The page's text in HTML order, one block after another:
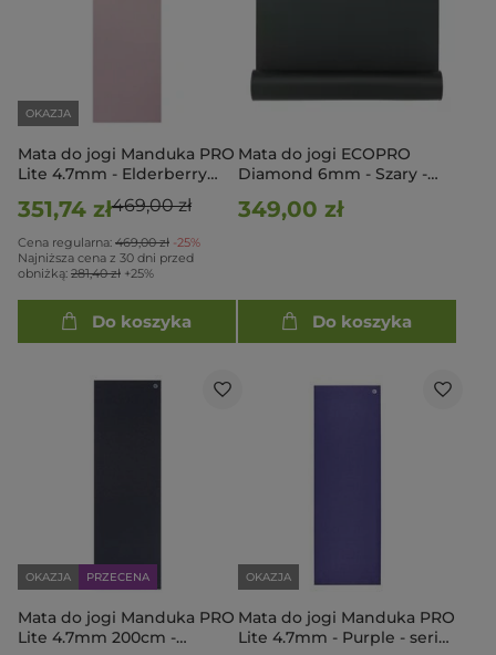
OKAZJA
Mata do jogi Manduka PRO
Lite 4.7mm - Elderberry
seria Almost Perfect
351,74 zł469,00 zł
Cena regularna: 469,00 zł -25%
Najniższa cena z 30 dni przed
obniżką: 281,40 zł +25%
Do koszyka
Mata do jogi ECOPRO
Diamond 6mm - Szary -
349,00 zł
Do koszyka
OKAZJA PRZECENA
Mata do jogi Manduka PRO
Lite 4.7mm 200cm -
OKAZJA
Mata do jogi Manduka PRO
Lite 4.7mm - Purple - seria